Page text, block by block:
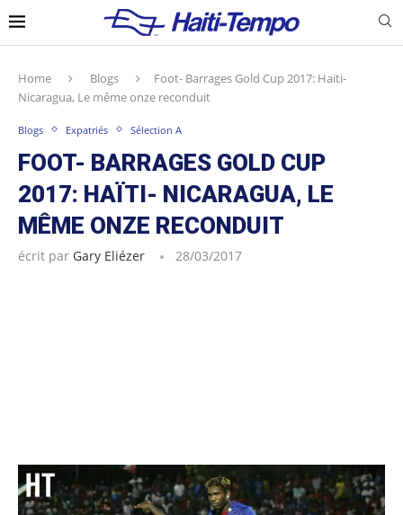
Home Blogs
Foot- Barrages Gold Cup 2017: Haïti-
Nicaragua, Le même onze reconduit
Blogs Expatriés Sélection A
FOOT- BARRAGES GOLD CUP
2017: HAÏTI- NICARAGUA, LE
MÊME ONZE RECONDUIT
écrit par Gary Eliézer 28/03/2017